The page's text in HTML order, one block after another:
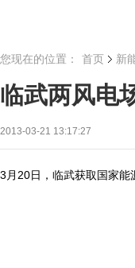
您现在的位置： 首页 新
临武两风电
2013-03-21 13:17:27
3月20日，临武获取国家能